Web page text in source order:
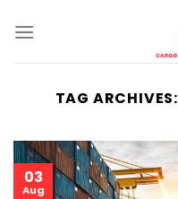
TAG ARCHIVES:
03
Aug